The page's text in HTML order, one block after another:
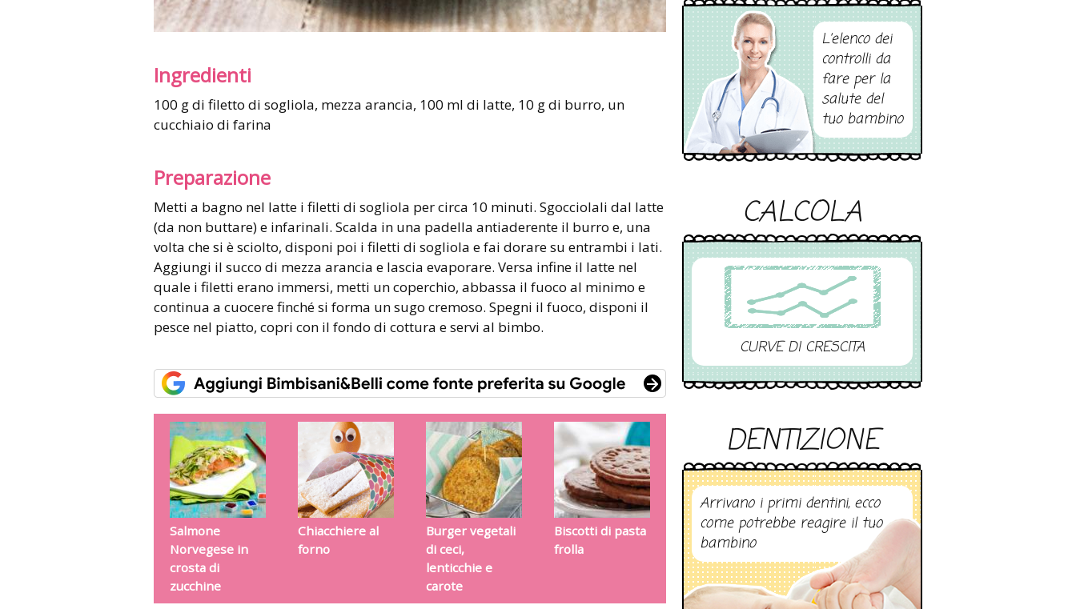
Ingredienti
100 g di filetto di sogliola, mezza arancia, 100 ml di latte, 10 g di burro, un
cucchiaio di farina
Preparazione
Metti a bagno nel latte i filetti di sogliola per circa 10 minuti. Sgocciolali dal latte
(da non buttare) e infarinali. Scalda in una padella antiaderente il burro e, una
volta che si è sciolto, disponi poi i filetti di sogliola e fai dorare su entrambi i lati.
Aggiungi il succo di mezza arancia e lascia evaporare. Versa infine il latte nel
quale i filetti erano immersi, metti un coperchio, abbassa il fuoco al minimo e
continua a cuocere finché si forma un sugo cremoso. Spegni il fuoco, disponi il
pesce nel piatto, copri con il fondo di cottura e servi al bimbo.
Salmone
Norvegese in
crosta di
zucchine
Chiacchiere al
forno
Burger vegetali
di ceci,
lenticchie e
carote
Biscotti di pasta
frolla
L’elenco dei
controlli da
fare per la
salute del
tuo bambino
CALCOLA
CURVE DI CRESCITA
DENTIZIONE
Arrivano i primi dentini, ecco
come potrebbe reagire il tuo
bambino